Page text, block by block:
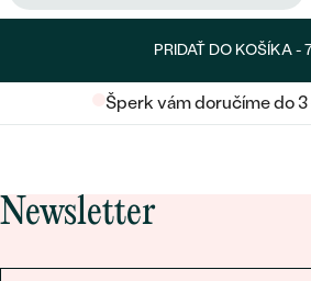
PRIDAŤ DO KOŠÍKA -
Šperk vám doručíme do 3
Newsletter